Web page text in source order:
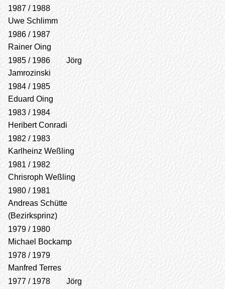
1987 / 1988
Uwe Schlimm
1986 / 1987
Rainer Oing
1985 / 1986 Jörg
Jamrozinski
1984 / 1985
Eduard Oing
1983 / 1984
Heribert Conradi
1982 / 1983
Karlheinz Weßling
1981 / 1982
Chrisroph Weßling
1980 / 1981
Andreas Schütte
(Bezirksprinz)
1979 / 1980
Michael Bockamp
1978 / 1979
Manfred Terres
1977 / 1978 Jörg